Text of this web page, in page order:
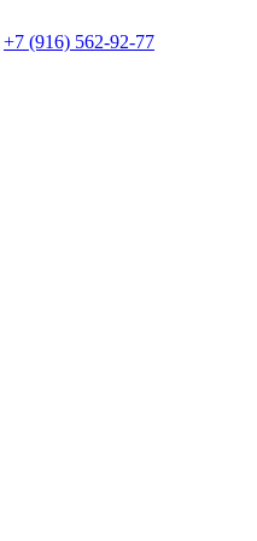
+7 (916) 562-92-77